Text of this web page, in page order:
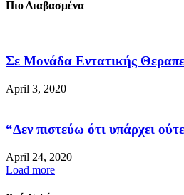
Πιο Διαβασμένα
Σε Μονάδα Εντατικής
April 3, 2020
“Δεν πιστεύω ότι υπάρχει
April 24, 2020
Load more